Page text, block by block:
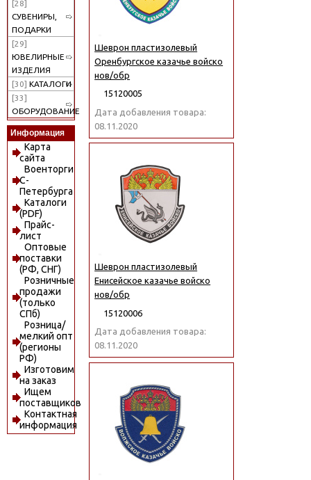
[28]
СУВЕНИРЫ,
ПОДАРКИ
[29]
ЮВЕЛИРНЫЕ
ИЗДЕЛИЯ
[30] КАТАЛОГИ
[33]
ОБОРУДОВАНИЕ
Информация
Карта
сайта
Военторги
С-
Петербурга
Каталоги
(PDF)
Прайс-
лист
Оптовые
поставки
(РФ, СНГ)
Розничные
продажи
(только
СПб)
Розница/
мелкий опт
(регионы
РФ)
Изготовим
на заказ
Ищем
поставщиков
Контактная
информация
Шеврон пластизолевый
Оренбургское казачье войско
нов/обр
15120005
Дата добавления товара:
08.11.2020
Шеврон пластизолевый
Енисейское казачье войско
нов/обр
15120006
Дата добавления товара:
08.11.2020